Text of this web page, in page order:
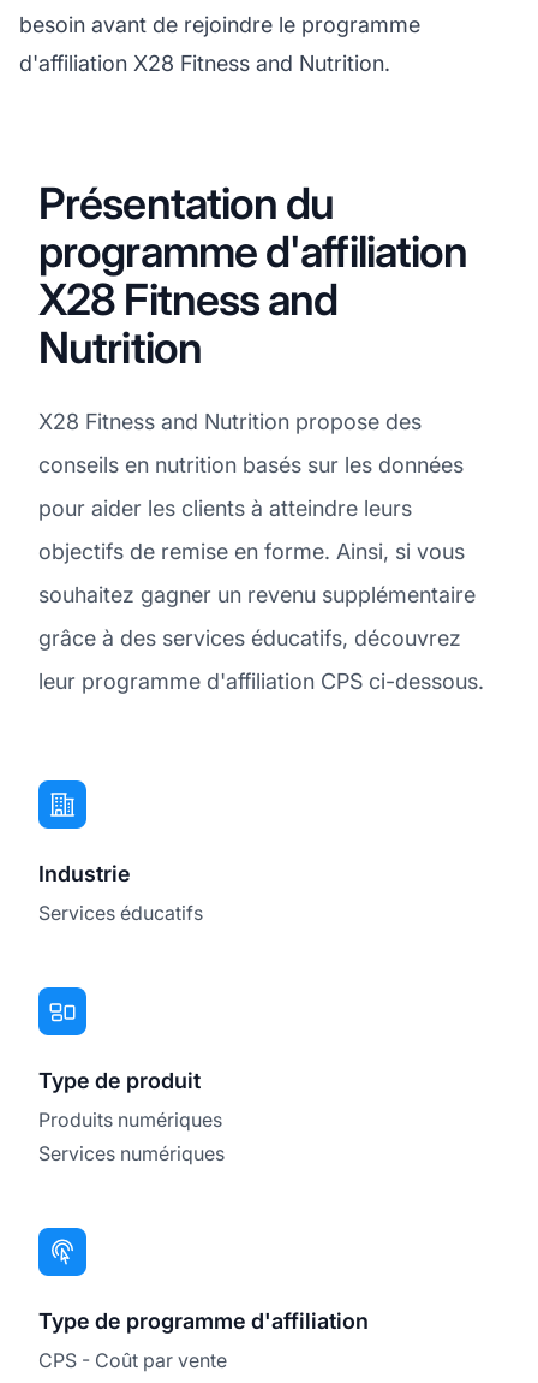
besoin avant de rejoindre le programme
d'affiliation X28 Fitness and Nutrition.
Présentation du
programme d'affiliation
X28 Fitness and
Nutrition
X28 Fitness and Nutrition propose des
conseils en nutrition basés sur les données
pour aider les clients à atteindre leurs
objectifs de remise en forme. Ainsi, si vous
souhaitez gagner un revenu supplémentaire
grâce à des services éducatifs, découvrez
leur programme d'affiliation CPS ci-dessous.
Industrie
Services éducatifs
Type de produit
Produits numériques
Services numériques
Type de programme d'affiliation
CPS - Coût par vente